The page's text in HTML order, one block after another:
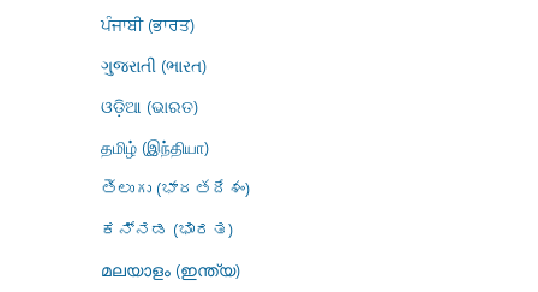
ਪੰਜਾਬੀ (ਭਾਰਤ)
ગુજરાતી (ભારત)
ଓଡ଼ିଆ (ଭାରତ)
தமிழ் (இந்தியா)
తెలుగు (భారతదేశం)
ಕನ್ನಡ (ಭಾರತ)
മലയാളം (ഇന്ത്യ)